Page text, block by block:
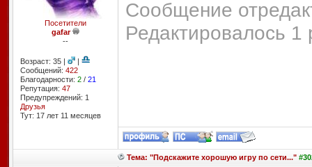
Посетители
gafar
--
Возраст: 35 |
|
Сообщений: 422
Благодарности: 2/ 21
Репутация: 47
Предупреждений: 1
Друзья
Тут: 17 лет 11 месяцев
Сообщение
Редактировалось 1
Тема: "Подскажите хорошую игру по сети..."